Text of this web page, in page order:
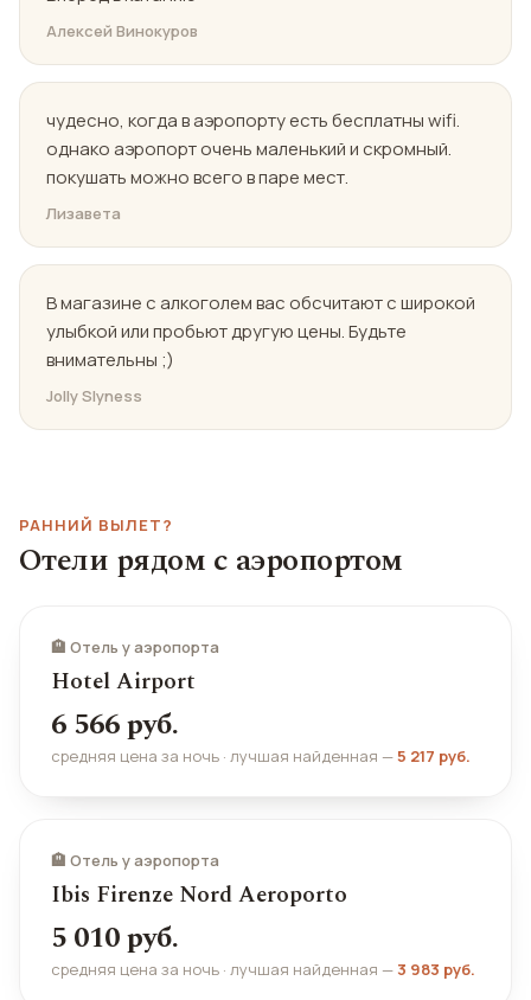
Алексей Винокуров
чудесно, когда в аэропорту есть бесплатны wifi.
однако аэропорт очень маленький и скромный.
покушать можно всего в паре мест.
Лизавета
В магазине с алкоголем вас обсчитают с широкой
улыбкой или пробьют другую цены. Будьте
внимательны ;)
Jolly Slyness
РАННИЙ ВЫЛЕТ?
Отели рядом с аэропортом
🏨 Отель у аэропорта
Hotel Airport
6 566 руб.
средняя цена за ночь · лучшая найденная —5 217 руб.
🏨 Отель у аэропорта
Ibis Firenze Nord Aeroporto
5 010 руб.
средняя цена за ночь · лучшая найденная — 3 983 руб.